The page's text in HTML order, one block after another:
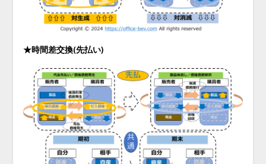
★時間差交換(先払い)